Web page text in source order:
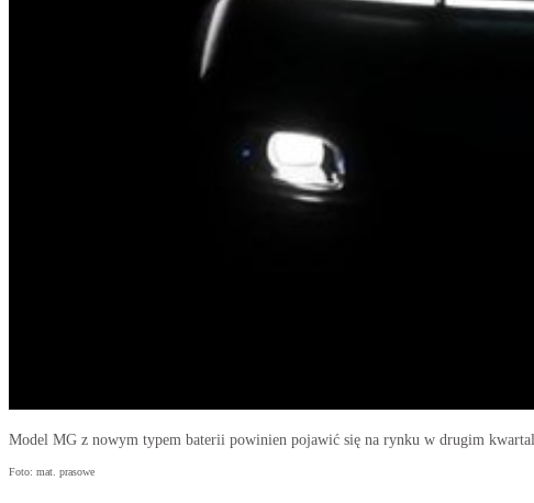
Model MG z nowym typem baterii powinien pojawić się na rynku w drugim
Foto: mat. prasowe